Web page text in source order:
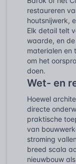
restaureren
houtsnijwerk,
Elk detail telt
waarde, en
materialen en
om het
doen.
Wet- en
Hoewel
directe
praktische
van
stroming
breed scala
nieuwbouw